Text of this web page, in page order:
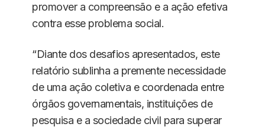
promover a compreensão e a ação efetiva
contra esse problema social.
“Diante dos desafios apresentados, este
relatório sublinha a premente necessidade
de uma ação coletiva e coordenada entre
órgãos governamentais, instituições de
pesquisa e a sociedade civil para superar